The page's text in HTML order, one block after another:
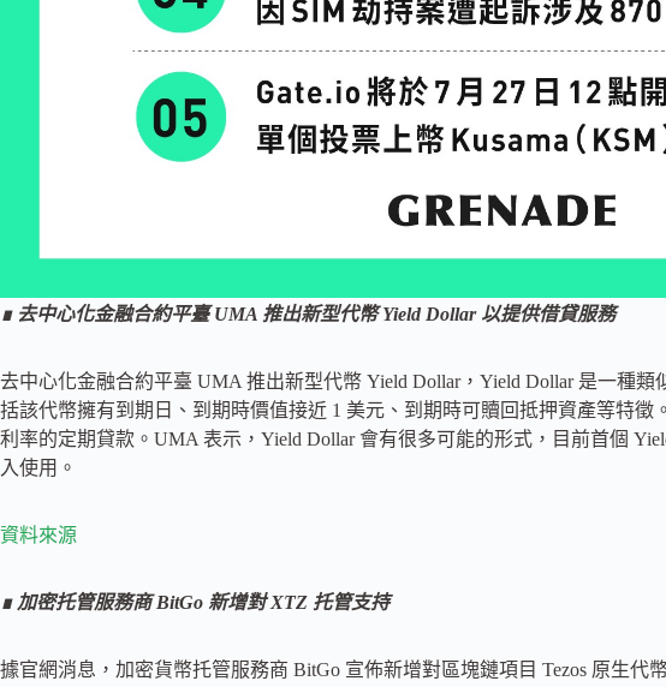
∎ 去中心化金融合約平臺 UMA 推出新型代幣 Yield Dollar 以提供借貸服務
去中心化金融合約平臺 UMA 推出新型代幣 Yield Dollar，Yield Dollar 是一種
括該代幣擁有到期日、到期時價值接近 1 美元、到期時可贖回抵押資產等特徵
利率的定期貸款。UMA 表示，Yield Dollar 會有很多可能的形式，目前首個
入使用。
資料來源
∎加密托管服務商 BitGo 新增對 XTZ 托管支持
據官網消息，加密貨幣托管服務商 BitGo 宣佈新增對區塊鏈項目 Tezos 原生代